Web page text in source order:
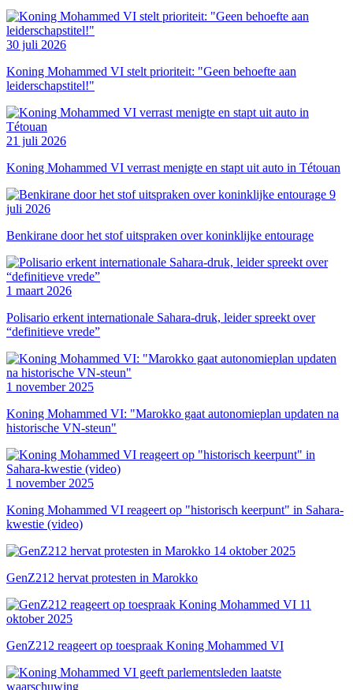
30 juli 2026
Koning Mohammed VI stelt prioriteit: "Geen behoefte aan
leiderschapstitel!"
21 juli 2026
Koning Mohammed VI verrast menigte en stapt uit auto in Tétouan
9
juli 2026
Benkirane door het stof uitspraken over koninklijke entourage
1 maart 2026
Polisario erkent internationale Sahara-druk, leider spreekt over
“definitieve vrede”
1 november 2025
Koning Mohammed VI: "Marokko gaat autonomieplan updaten na
historische VN-steun"
1 november 2025
Koning Mohammed VI reageert op "historisch keerpunt" in Sahara-
kwestie (video)
14 oktober 2025
GenZ212 hervat protesten in Marokko
11
oktober 2025
GenZ212 reageert op toespraak Koning Mohammed VI